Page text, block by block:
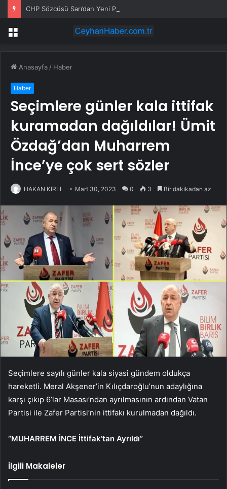
Menü
Anasayfa / Haber
Haber
Seçimlere günler kala ittifak
kuramadan dağıldılar! Ümit
Özdağ’dan Muharrem
İnce’ye çok sert sözler
HAKAN KIRLI Mart 30, 2023 0 3 Bir dakikadan az
Seçimlere sayılı günler kala siyasi gündem oldukça
hareketli. Meral Akşener’in Kılıçdaroğlu’nun adaylığına
karşı çıkıp 6’lar Masası’ndan ayrılmasının ardından Vatan
Partisi ile Zafer Partisi’nin ittifakı kurulmadan dağıldı.
“MUHARREM İNCE İttifak’tan Ayrıldı”
İlgili Makaleler